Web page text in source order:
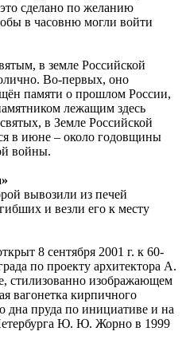
сделано по желанию
в часовню могли войти
в земле Российской
Во-первых, оно
памяти о прошлом России,
лежащим здесь
в Земле Российской
в июне – около годовщины
войны.
вывозили из печей
и везли его к месту
8 сентября 2001 г. к 60-
по проекту архитектора А.
стилизованно изображающем
вагонетка кирпичного
дна пруда по инициативе и на
Ю. Ю. Жорно в 1999